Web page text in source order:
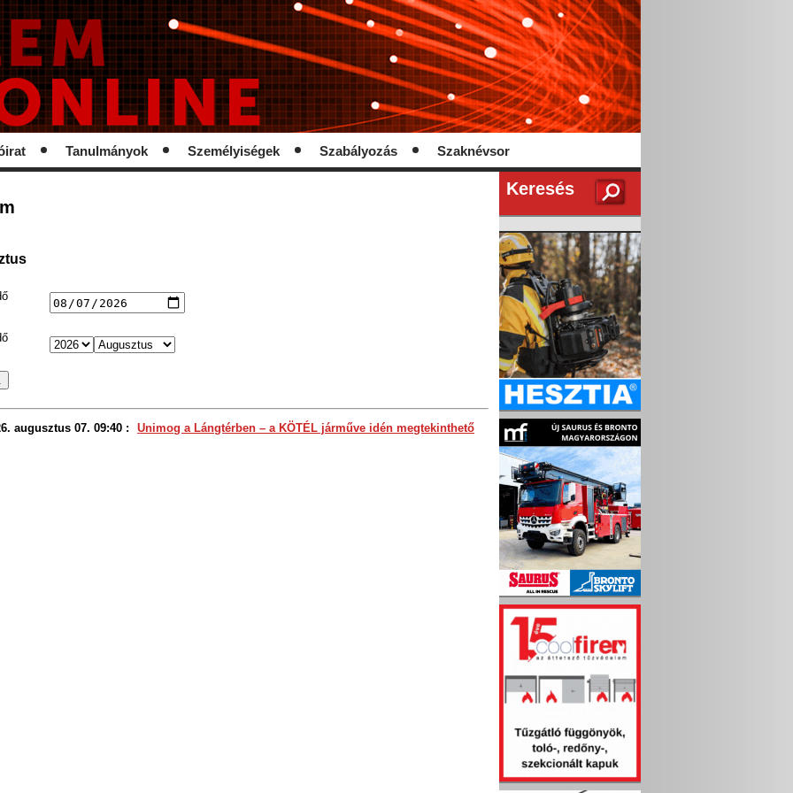
Tanulmányok Személyiségek Szabályozás Szaknévsor
augusztus 07. 09:40 : Unimog a Lángtérben – a KÖTÉL járműve idén megtekinthető
Keresés